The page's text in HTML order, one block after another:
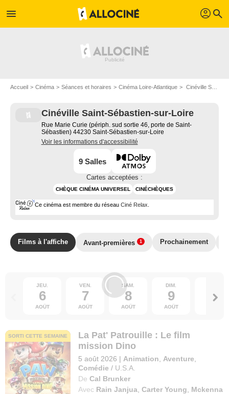
menu profil search
Accueil Cinéma Séances et horaires Cinéma Loire-Atlantique Cinéville Saint-Sébastien-sur-Loire à Saint-Sébastien-sur-Loire
Cinéville Saint-Sébastien-sur-Loire
Rue Marie Curie (périph. sud sortie 46, porte de Saint-
Sébastien) 44230 Saint-Sébastien-sur-Loire
Voir les informations d'accessibilité
9 Salles
Cartes acceptées :
CHÈQUE CINÉMA UNIVERSEL CINÉCHÈQUES
Ce cinéma est membre du réseau Ciné Relax
Films à l'affiche Avant-premières 1 Prochainement
JEU.
6
AOÛT
VEN.
7
AOÛT
SAM.
8
AOÛT
DIM.
9
AOÛT
10
SORTI CETTE SEMAINE
La Pat' Patrouille : Le film
mission Dino
5 août 2026 | Animation Aventure
Comédie / U.S.A.
De Cal Brunker
Avec Rain Janjua ,Carter Young
Mckenna